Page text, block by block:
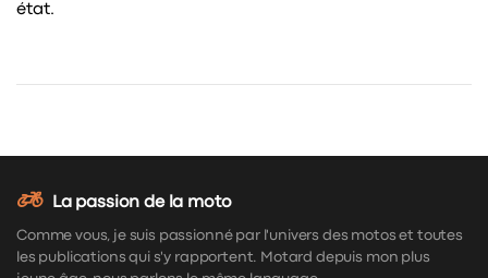
état.
La passion de la moto
Comme vous, je suis passionné par l'univers des motos et toutes
les publications qui s'y rapportent. Motard depuis mon plus